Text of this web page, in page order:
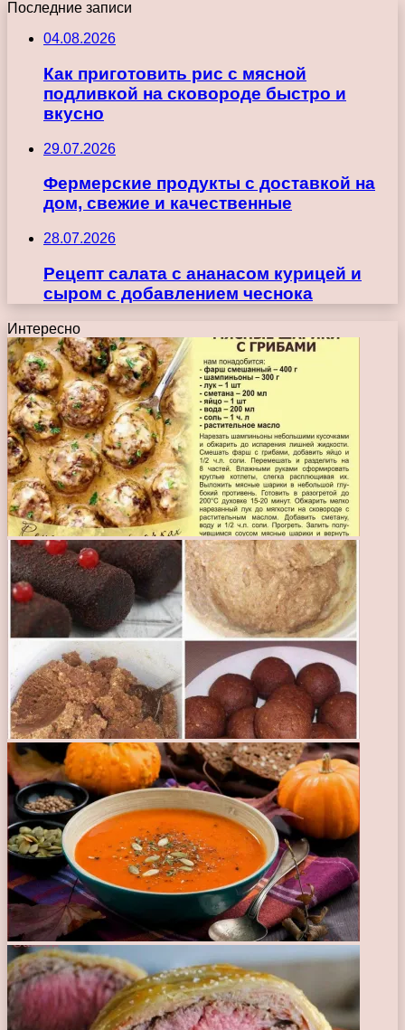
Последние записи
04.08.2026
Как приготовить рис с мясной
подливкой на сковороде быстро и
вкусно
29.07.2026
Фермерские продукты с доставкой на
дом, свежие и качественные
28.07.2026
Рецепт салата с ананасом курицей и
сыром с добавлением чеснока
Интересно